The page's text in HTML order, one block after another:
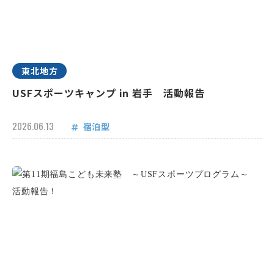
東北地方
USFスポーツキャンプ in 岩手 活動報告
2026.06.13 宿泊型